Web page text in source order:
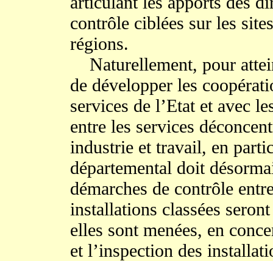
contrôle ciblées sur les
régions.
Naturellement, pour
de développer les
services de l’Etat et avec
entre les services
industrie et travail, en
départemental doit
démarches de contrôle
installations classées
elles sont menées, en
et l’inspection des